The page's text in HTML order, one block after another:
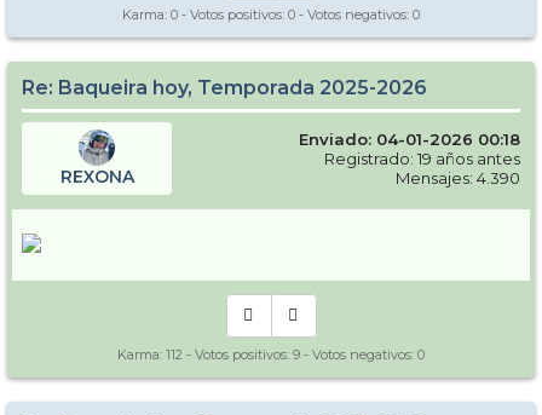
Karma: 0 - Votos positivos: 0 - Votos negativos: 0
Re: Baqueira hoy, Temporada 2025-2026
REXONA
Enviado: 04-01-2026 00:18
Registrado: 19 años antes
Mensajes: 4.390
Karma: 112 - Votos positivos: 9 - Votos negativos: 0